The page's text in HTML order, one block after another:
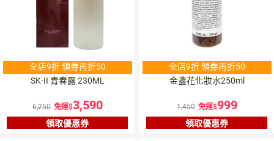
全店9折 領券再折50
SK-II 青春露 230ML
6,250 免運 3,590
領取優惠券
全店9折 領券再折50
金盞花化妝水250ml
1,450 免運 999
領取優惠券